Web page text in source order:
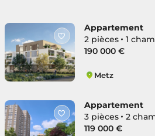
Appartement
2 pièces
1
190 000 €
Metz
Appartement
3 pièces
2
119 000 €